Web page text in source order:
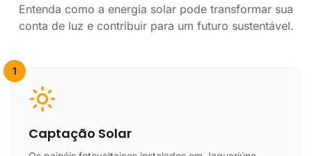
Entenda como a energia solar pode transformar sua
conta de luz e contribuir para um futuro sustentável.
1
Captação Solar